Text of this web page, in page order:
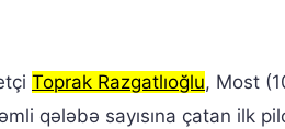
Toprak Razgatlıoğlu, Most
qələbə sayısına çatan ilk